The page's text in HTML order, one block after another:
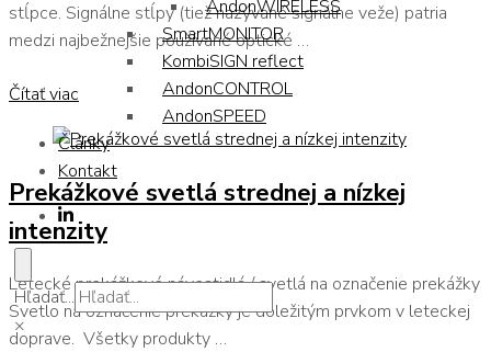
AndonWIRELESS
SmartMONITOR
KombiSIGN reflect
AndonCONTROL
AndonSPEED
Články
Kontakt
Hľadať...
×
stĺpce. Signálne stĺpy (tiež nazývané signálne veže) patria
medzi najbežnejšie používané optické …
Čítať viac
Prekážkové svetlá strednej a nízkej
intenzity
Letecké prekážkové návestidlá / svetlá na označenie prekážky
Svetlo na označenie prekážky je dôležitým prvkom v leteckej
doprave. Všetky produkty …